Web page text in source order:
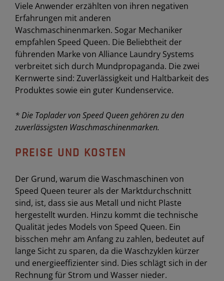
Viele Anwender erzählten von ihren negativen
Erfahrungen mit anderen
Waschmaschinenmarken. Sogar Mechaniker
empfahlen Speed Queen. Die Beliebtheit der
führenden Marke von Alliance Laundry Systems
verbreitet sich durch Mundpropaganda. Die zwei
Kernwerte sind: Zuverlässigkeit und Haltbarkeit des
Produktes sowie ein guter Kundenservice.
* Die Toplader von Speed Queen gehören zu den
zuverlässigsten Waschmaschinenmarken.
PREISE UND KOSTEN
Der Grund, warum die Waschmaschinen von
Speed Queen teurer als der Marktdurchschnitt
sind, ist, dass sie aus Metall und nicht Plaste
hergestellt wurden. Hinzu kommt die technische
Qualität jedes Models von Speed Queen. Ein
bisschen mehr am Anfang zu zahlen, bedeutet auf
lange Sicht zu sparen, da die Waschzyklen kürzer
und energieeffizienter sind. Dies schlägt sich in der
Rechnung für Strom und Wasser nieder.